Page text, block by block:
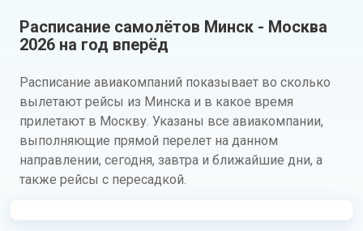
Расписание самолётов Минск - Москва
2026 на год вперёд
Расписание авиакомпаний показывает во сколько
вылетают рейсы из Минска и в какое время
прилетают в Москву. Указаны все авиакомпании,
выполняющие прямой перелет на данном
направлении, сегодня, завтра и ближайшие дни, а
также рейсы с пересадкой.